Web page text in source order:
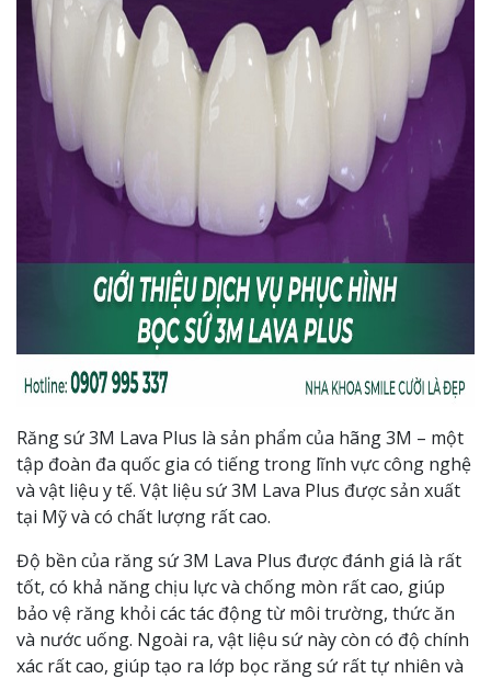
Răng sứ 3M Lava Plus là sản phẩm của hãng 3M – một
tập đoàn đa quốc gia có tiếng trong lĩnh vực công nghệ
và vật liệu y tế. Vật liệu sứ 3M Lava Plus được sản xuất
tại Mỹ và có chất lượng rất cao.
Độ bền của răng sứ 3M Lava Plus được đánh giá là rất
tốt, có khả năng chịu lực và chống mòn rất cao, giúp
bảo vệ răng khỏi các tác động từ môi trường, thức ăn
và nước uống. Ngoài ra, vật liệu sứ này còn có độ chính
xác rất cao, giúp tạo ra lớp bọc răng sứ rất tự nhiên và